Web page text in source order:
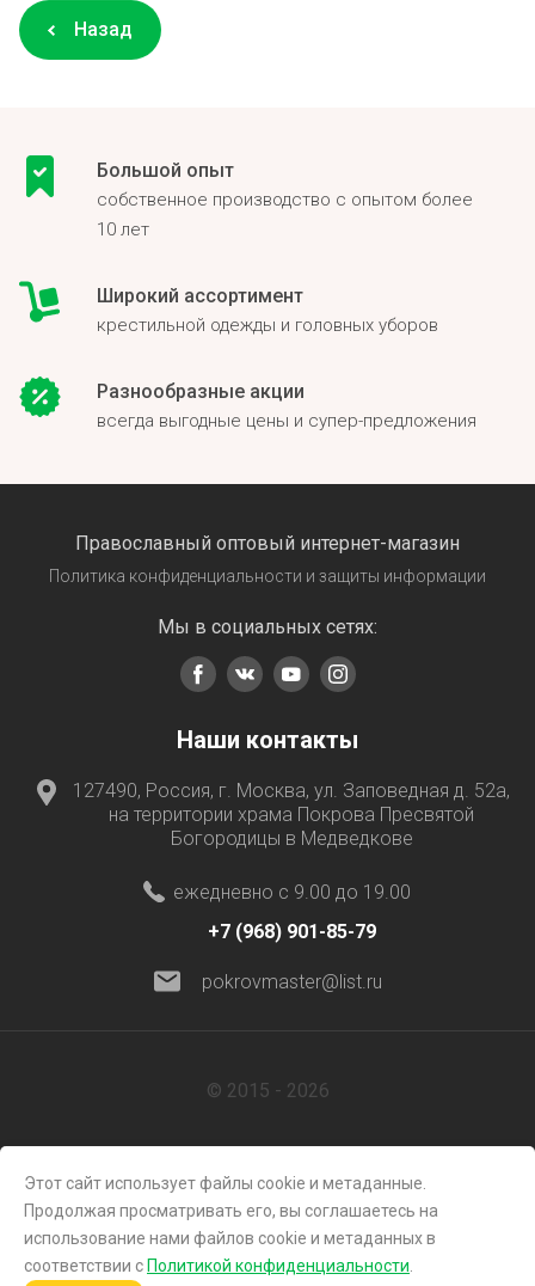
Назад
Большой опыт
собственное производство с опытом более
10 лет
Широкий ассортимент
крестильной одежды и головных уборов
Разнообразные акции
всегда выгодные цены и супер-предложения
Православный оптовый интернет-магазин
Политика конфиденциальности и защиты информации
Мы в социальных сетях:
Наши контакты
127490, Россия, г. Москва, ул. Заповедная д. 52а,
на территории храма Покрова Пресвятой
Богородицы в Медведкове
ежедневно с 9.00 до 19.00
+7 (968) 901-85-79
pokrovmaster@list.ru
© 2015 - 2026
Megagroup.ru
Этот сайт использует файлы cookie и метаданные.
Продолжая просматривать его, вы соглашаетесь на
использование нами файлов cookie и метаданных в
соответствии с Политикой конфиденциальности